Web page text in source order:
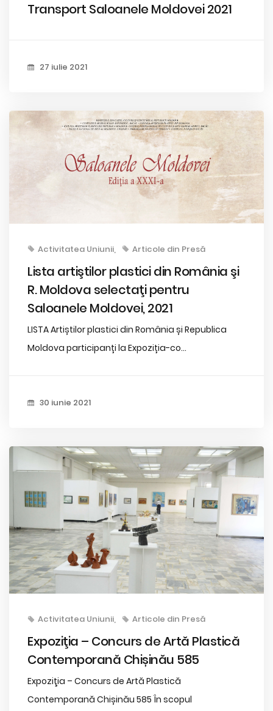
Transport Saloanele Moldovei 2021
27 iulie 2021
Activitatea Uniunii Articole din Presă
Lista artiştilor plastici din România şi
R. Moldova selectaţi pentru
Saloanele Moldovei, 2021
LISTA Artiștilor plastici din România și Republica
Moldova participanți la Expoziția-co...
30 iunie 2021
Activitatea Uniunii Articole din Presă
Expoziţia – Concurs de Artă Plastică
Contemporană Chișinău 585
Expoziţia – Concurs de Artă Plastică
Contemporană Chișinău 585 În scopul